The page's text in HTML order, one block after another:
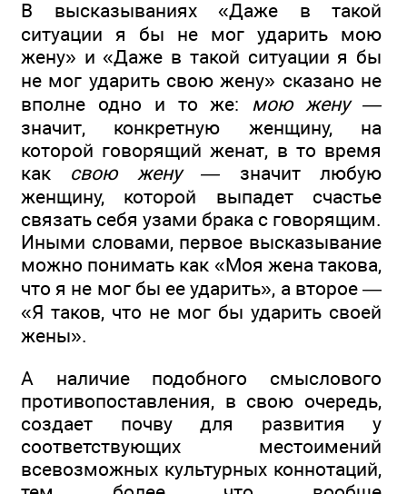
В высказываниях «Даже в такой
ситуации я бы не мог ударить мою
жену» и «Даже в такой ситуации я бы
не мог ударить свою жену» сказано не
вполне одно и то же: мою жену —
значит, конкретную женщину, на
которой говорящий женат, в то время
как свою жену — значит любую
женщину, которой выпадет счастье
связать себя узами брака с говорящим.
Иными словами, первое высказывание
можно понимать как «Моя жена такова,
что я не мог бы ее ударить», а второе —
«Я таков, что не мог бы ударить своей
жены».
А наличие подобного смыслового
противопоставления, в свою очередь,
создает почву для развития у
соответствующих местоимений
всевозможных культурных коннотаций,